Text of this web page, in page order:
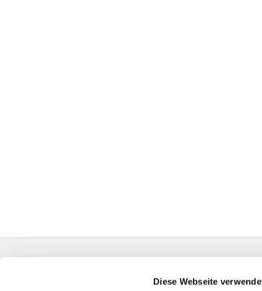
Diese Webseite
HA-KG-Hagen-Auferstehung@kk-ekvw.de